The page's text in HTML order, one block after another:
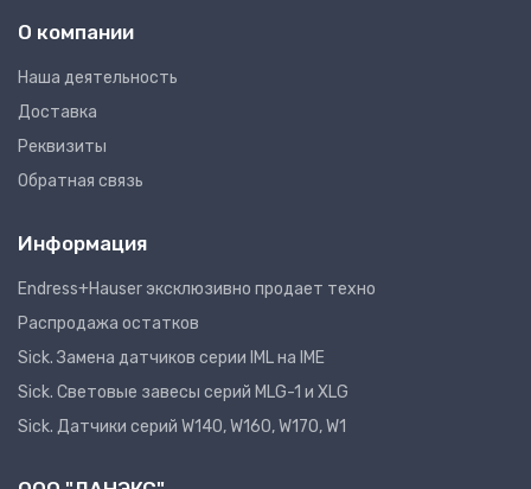
О компании
Наша деятельность
Доставка
Реквизиты
Обратная связь
Информация
Endress+Hauser эксклюзивно продает техно
Распродажа остатков
Sick. Замена датчиков серии IML на IME
Sick. Световые завесы серий MLG-1 и XLG
Sick. Датчики серий W140, W160, W170, W1